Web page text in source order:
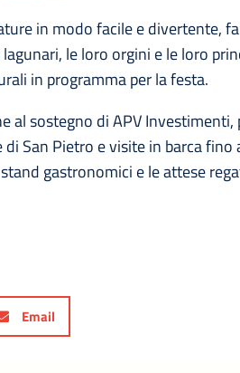
in modo facile e divertente,
le loro orgini e le loro
in programma per la festa.
sostegno di APV
San Pietro e visite in barca fino
gastronomici e le attese
Email